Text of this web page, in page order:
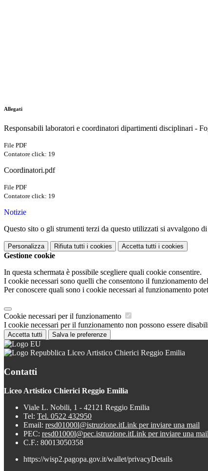
Allegati
Responsabili laboratori e coordinatori dipartimenti disciplinari -
File PDF
Contatore click: 19
Coordinatori.pdf
File PDF
Contatore click: 19
Notizie
Questo sito o gli strumenti terzi da questo utilizzati si avvalgono
Personalizza Rifiuta tutti i cookies Accetta tutti i cookies
Gestione cookie
In questa schermata è possibile scegliere quali cookie consentire.
I cookie necessari sono quelli che consentono il funzionamento
Per conoscere quali sono i cookie necessari al funzionamento
Cookie necessari per il funzionamento
I cookie necessari per il funzionamento non possono essere
Accetta tutti Salva le preferenze
Liceo Artistico Chierici Reggio Emilia
Contatti
Liceo Artistico Chierici Reggio Emilia
Viale L. Nobili, 1 - 42121 Reggio Emilia
Tel: Tel. 0522 432950
Email: resd01000l@istruzione.itLink per inviare una mail
PEC: resd01000l@pec.istruzione.itLink per inviare una mail
C.F.: 80013050358
https://wisp2.pagopa.gov.it/wallet/privacyDetails